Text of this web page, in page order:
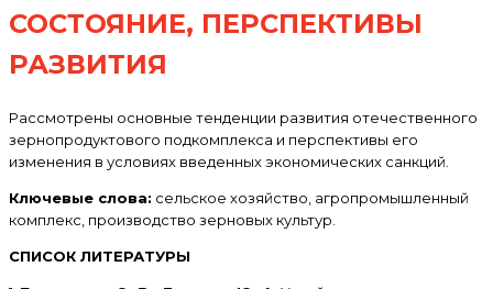
СОСТОЯНИЕ, ПЕРСПЕКТИВЫ
РАЗВИТИЯ
Рассмотрены основные тенденции развития отечественного
зернопродуктового подкомплекса и перспективы его
изменения в условиях введенных экономических санкций.
Ключевые слова: сельское хозяйство, агропромышленный
комплекс, производство зерновых культур.
СПИСОК ЛИТЕРАТУРЫ